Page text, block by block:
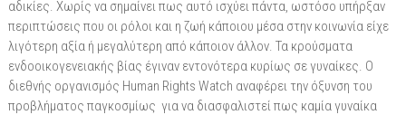
αδικίες. Χωρίς να σημαίνει πως αυτό ισχύει πάντα, ωστόσο υπήρξαν
περιπτώσεις που οι ρόλοι και η ζωή κάποιου μέσα στην κοινωνία είχε
λιγότερη αξία ή μεγαλύτερη από κάποιον άλλον. Τα κρούσματα
ενδοοικογενειακής βίας έγιναν εντονότερα κυρίως σε γυναίκες. Ο
διεθνής οργανισμός Human Rights Watch αναφέρει την όξυνση του
προβλήματος παγκοσμίως για να διασφαλιστεί πως καμία γυναίκα